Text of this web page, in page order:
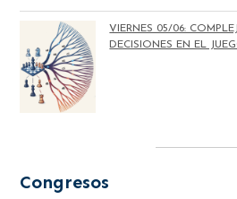
VIERNES 05/06:
DECISIONES EN EL
Congresos